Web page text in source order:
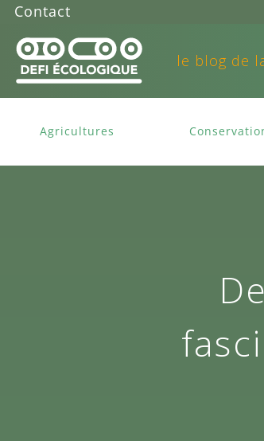
Contact
le blog de
Agricultures